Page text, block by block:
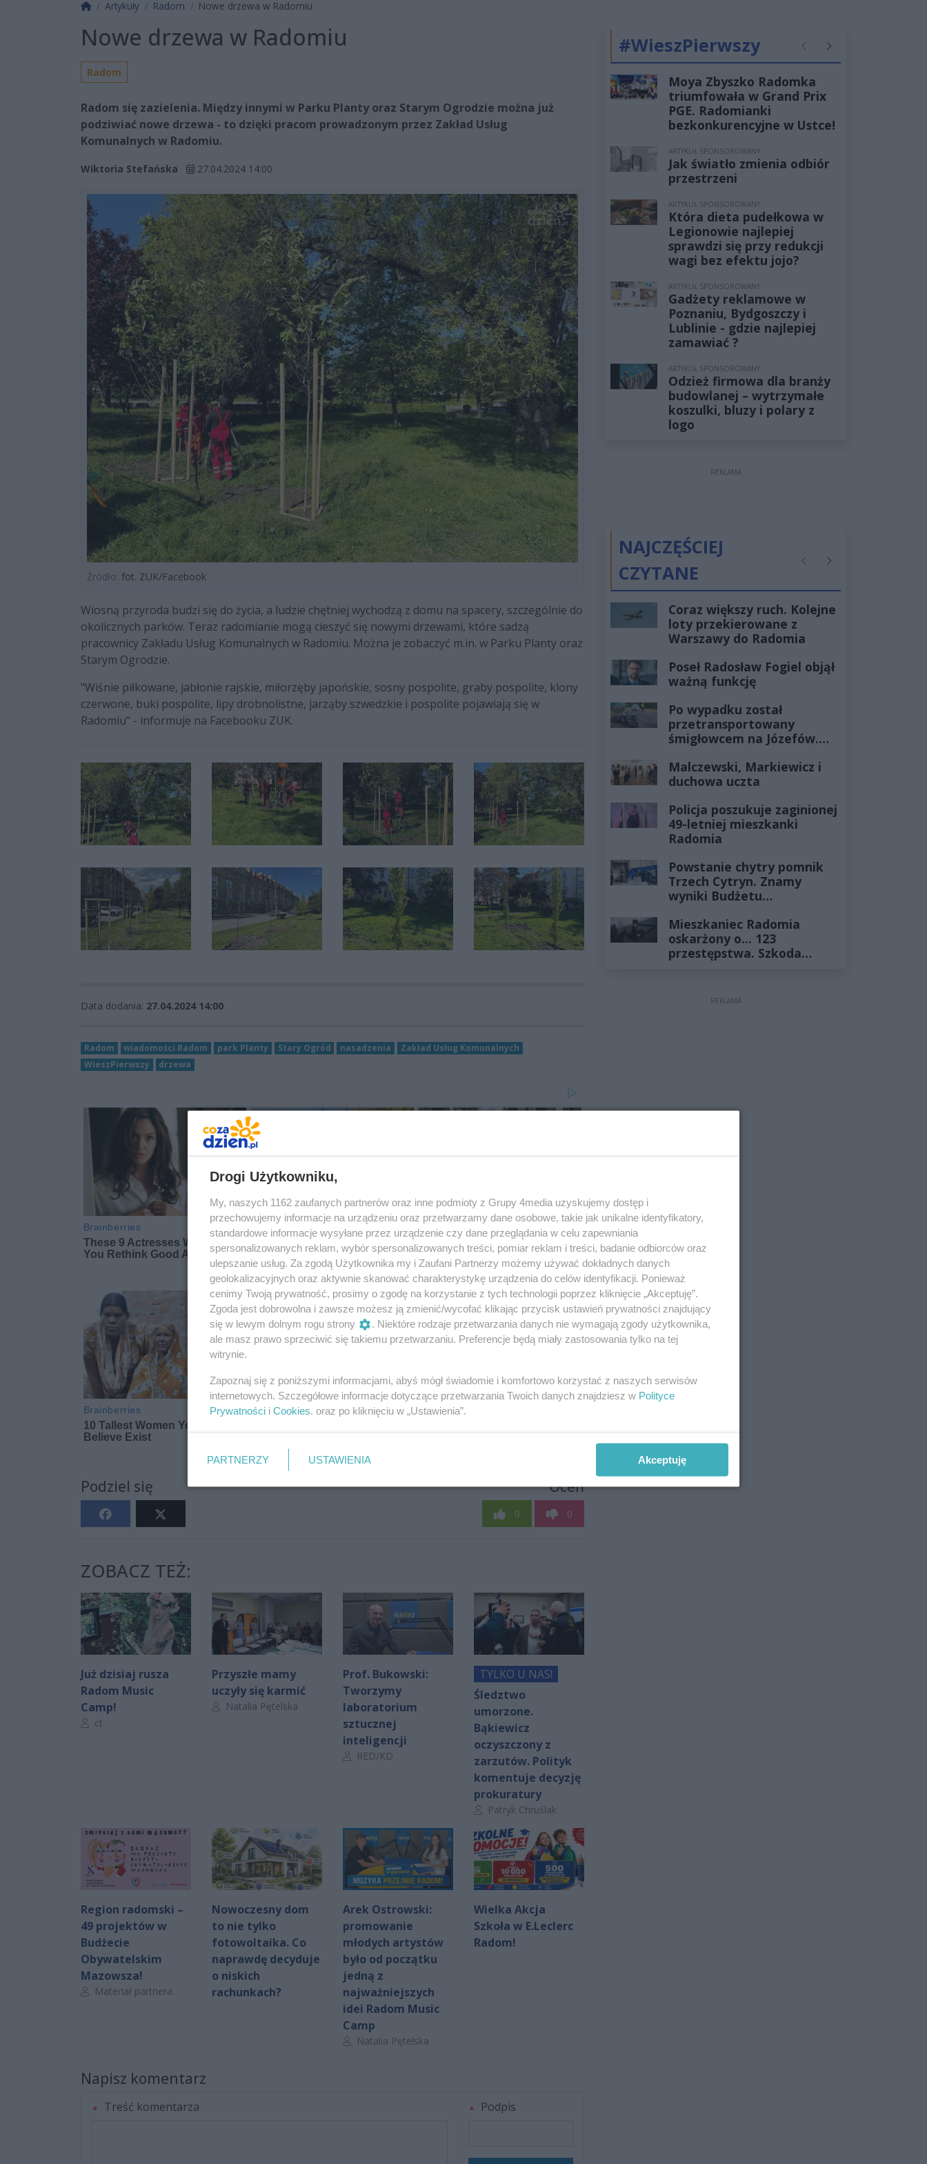
Strona główna
Artykuły Radom Nowe drzewa w Radomiu
Nowe drzewa w Radomiu
Radom
Radom się zazielenia. Między innymi w Parku Planty oraz Starym Ogrodzie można już
podziwiać nowe drzewa - to dzięki pracom prowadzonym przez Zakład Usług
Komunalnych w Radomiu.
Wiktoria Stefańska 27.04.2024 14:00
Źródło: fot. ZUK/Facebook
Wiosną przyroda budzi się do życia, a ludzie chętniej wychodzą z domu na spacery, szczególnie do
okolicznych parków. Teraz radomianie mogą cieszyć się nowymi drzewami, które sadzą
pracownicy Zakładu Usług Komunalnych w Radomiu. Można je zobaczyć m.in. w Parku Planty oraz
Starym Ogrodzie.
"Wiśnie piłkowane, jabłonie rajskie, miłorzęby japońskie, sosny pospolite, graby pospolite, klony
czerwone, buki pospolite, lipy drobnolistne, jarząby szwedzkie i pospolite pojawiają się w
Radomiu" - informuje na Facebooku ZUK.
Data dodania: 27.04.2024 14:00
Radom wiadomości Radom park Planty Stary Ogród nasadzenia
Zakład Usług Komunalnych
WieszPierwszy
drzewa
Podziel się Oceń
0 0
ZOBACZ TEŻ:
Już dzisiaj rusza
Radom Music
Camp!
Autor artykułu:
ct
Przyszłe mamy
uczyły się karmić
Autor artykułu:
Natalia Pętelska
Prof. Bukowski:
Tworzymy
laboratorium
sztucznej
inteligencji
Autor artykułu:
RED/KD
TYLKO U NAS!
Śledztwo
umorzone.
Bąkiewicz
oczyszczony z
zarzutów. Polityk
komentuje decyzję
prokuratury
Autor artykułu:
Patryk Chruślak
Region radomski –
49 projektów w
Budżecie
Obywatelskim
Mazowsza!
Autor artykułu:
Materiał partnera
Nowoczesny dom
to nie tylko
fotowoltaika. Co
naprawdę decyduje
o niskich
rachunkach?
Arek Ostrowski:
promowanie
młodych artystów
było od początku
jedną z
najważniejszych
idei Radom Music
Camp
Autor artykułu:
Natalia Pętelska
Wielka Akcja
Szkoła w E.Leclerc
Radom!
Napisz komentarz
Treść komentarza Podpis
#WieszPierwszy PoprzednieNastępne
Moya Zbyszko Radomka
triumfowała w Grand Prix
PGE. Radomianki
bezkonkurencyjne w Ustce!
ARTYKUŁ SPONSOROWANY
Jak światło zmienia odbiór
przestrzeni
ARTYKUŁ SPONSOROWANY
Która dieta pudełkowa w
Legionowie najlepiej
sprawdzi się przy redukcji
wagi bez efektu jojo?
ARTYKUŁ SPONSOROWANY
Gadżety reklamowe w
Poznaniu, Bydgoszczy i
Lublinie - gdzie najlepiej
zamawiać ?
ARTYKUŁ SPONSOROWANY
Odzież firmowa dla branży
budowlanej – wytrzymałe
koszulki, bluzy i polary z
logo
REKLAMA
NAJCZĘŚCIEJ
CZYTANE
PoprzednieNastępne
Coraz większy ruch. Kolejne
loty przekierowane z
Warszawy do Radomia
Poseł Radosław Fogiel objął
ważną funkcję
Po wypadku został
przetransportowany
śmigłowcem na Józefów.
żyłach
Malczewski, Markiewicz i
duchowa uczta
Policja poszukuje zaginionej
49-letniej mieszkanki
Radomia
Powstanie chytry pomnik
Trzech Cytryn. Znamy
wyniki Budżetu
Mieszkaniec Radomia
oskarżony o... 123
przestępstwa. Szkoda
REKLAMA
Drogi Użytkowniku,
My, naszych 1162 zaufanych partnerów oraz inne podmioty z Grupy 4media uzyskujemy dostęp i
przechowujemy informacje na urządzeniu oraz przetwarzamy dane osobowe, takie jak unikalne identyfikatory,
standardowe informacje wysyłane przez urządzenie czy dane przeglądania w celu zapewniania
spersonalizowanych reklam, wybór spersonalizowanych treści, pomiar reklam i treści, badanie odbiorców oraz
ulepszanie usług. Za zgodą Użytkownika my i Zaufani Partnerzy możemy używać dokładnych danych
geolokalizacyjnych oraz aktywnie skanować charakterystykę urządzenia do celów identyfikacji. Ponieważ
cenimy Twoją prywatność, prosimy o zgodę na korzystanie z tych technologii poprzez kliknięcie „Akceptuję”.
Zgoda jest dobrowolna i zawsze możesz ją zmienić/wycofać klikając przycisk ustawień prywatności znajdujący
się w lewym dolnym rogu strony
. Niektóre rodzaje przetwarzania danych nie wymagają zgody użytkownika,
ale masz prawo sprzeciwić się takiemu przetwarzaniu. Preferencje będą miały zastosowania tylko na tej
witrynie.
Zapoznaj się z poniższymi informacjami, abyś mógł świadomie i komfortowo korzystać z naszych serwisów
internetowych. Szczegółowe informacje dotyczące przetwarzania Twoich danych znajdziesz w Polityce
Prywatności i Cookies. oraz po kliknięciu w „Ustawienia”.
PARTNERZY USTAWIENIA Akceptuję